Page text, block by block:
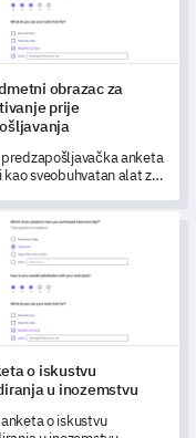
obrazac za
prije
predzapošljavačka anketa
kao sveobuhvatan alat za
pružajući vam
uvide o njihovim
i radnom
stresnog
o iskustvu studiranja
o iskustvu
u inozemstvu
o iskustvu